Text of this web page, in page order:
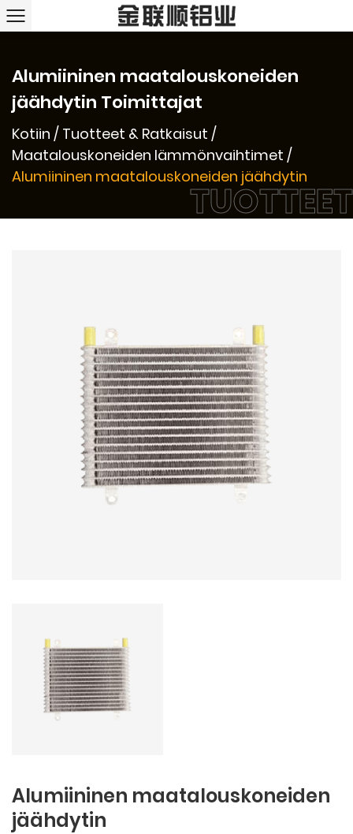
TUOTTEET
Alumiininen maatalouskoneiden
jäähdytin Toimittajat
Kotiin / Tuotteet & Ratkaisut /
Maatalouskoneiden lämmönvaihtimet /
Alumiininen maatalouskoneiden jäähdytin
Alumiininen maatalouskoneiden
jäähdytin